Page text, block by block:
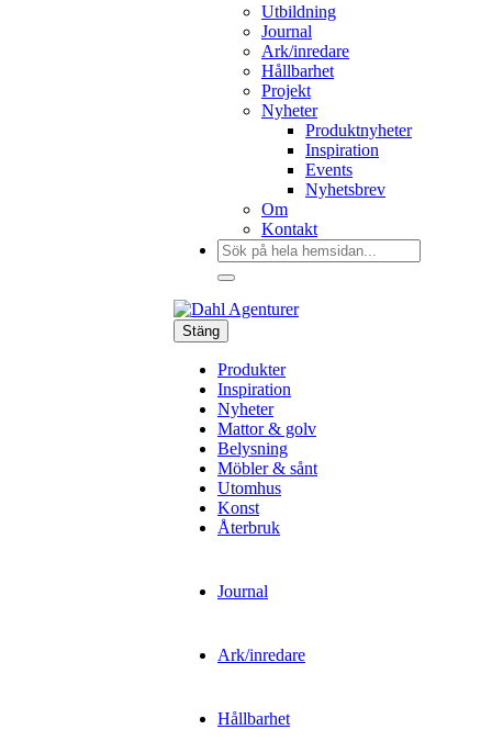
Utbildning
Journal
Ark/inredare
Hållbarhet
Projekt
Nyheter
Produktnyheter
Inspiration
Events
Nyhetsbrev
Om
Kontakt
Sök
efter:
Stäng
Produkter
Inspiration
Nyheter
Mattor & golv
Belysning
Möbler & sånt
Utomhus
Konst
Återbruk
Journal
Ark/inredare
Hållbarhet